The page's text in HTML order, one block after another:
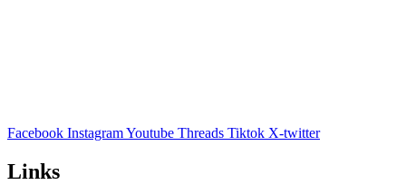
Facebook InstagramYoutube Threads Tiktok X-twitter
Links